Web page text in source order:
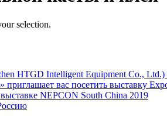
selection.
HTGD Intelligent Equipment Co.,
вас посетить выставку
NEPCON South China 2019